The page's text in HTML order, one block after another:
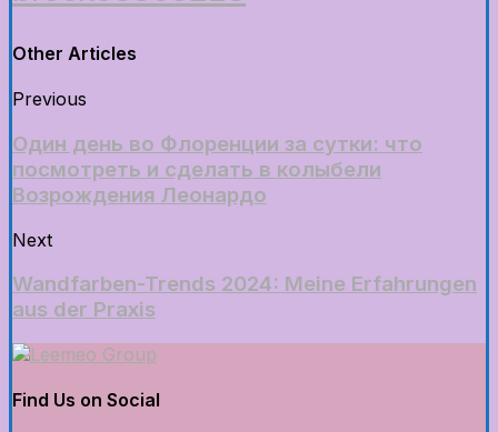
Other Articles
Previous
Один день во Флоренции за сутки: что
посмотреть и сделать в колыбели
Возрождения Леонардо
Next
Wandfarben-Trends 2024: Meine Erfahrungen
aus der Praxis
Find Us on Social